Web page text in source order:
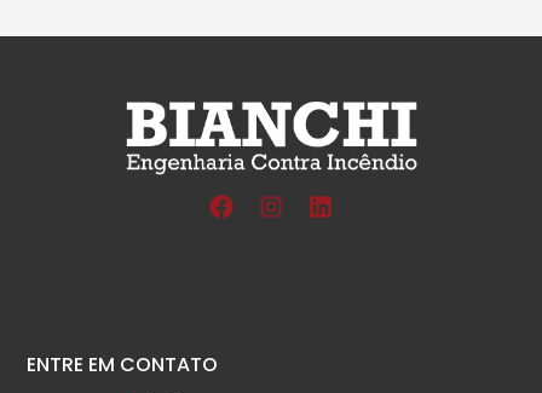
engenharia, hoje temos a tranquilidade de saber
que estamos em boas mãos
ENTRE EM CONTATO